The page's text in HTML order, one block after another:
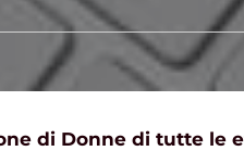
di Donne di tutte le